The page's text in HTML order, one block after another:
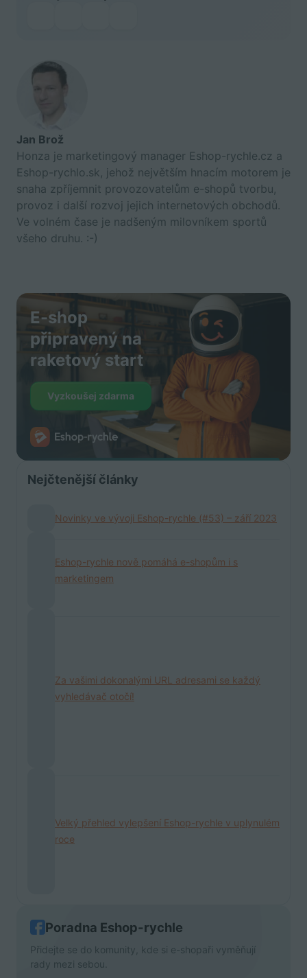
Jan Brož
Honza je marketingový manager Eshop-rychle.cz a
Eshop-rychlo.sk, jehož největším hnacím motorem je
snaha zpříjemnit provozovatelům e-shopů tvorbu,
provoz i další rozvoj jejich internetových obchodů.
Ve volném čase je nadšeným milovníkem sportů
všeho druhu. :-)
E-shop
připravený na
raketový start
Vyzkoušej zdarma
Nejčtenější články
Novinky ve vývoji Eshop-rychle (#53) – září 2023
Eshop-rychle nově pomáhá e-shopům i s
marketingem
Za vašimi dokonalými URL adresami se každý
vyhledávač otočí!
Velký přehled vylepšení Eshop-rychle v uplynulém
roce
Poradna Eshop-rychle
Přidejte se do komunity, kde si e-shopaři vyměňují
rady mezi sebou.